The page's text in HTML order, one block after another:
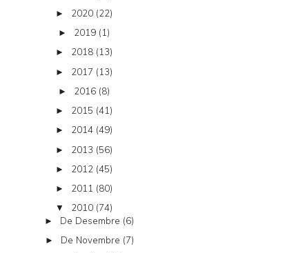
► 2020 (22)
► 2019 (1)
► 2018 (13)
► 2017 (13)
► 2016 (8)
► 2015 (41)
► 2014 (49)
► 2013 (56)
► 2012 (45)
► 2011 (80)
▼ 2010 (74)
► De Desembre (6)
► De Novembre (7)